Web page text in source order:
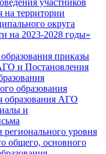
участников
территории
округа
на 2023-2028 годы»
приказы
и Постановления
образования
образования АГО
и
уровня
общего, основного